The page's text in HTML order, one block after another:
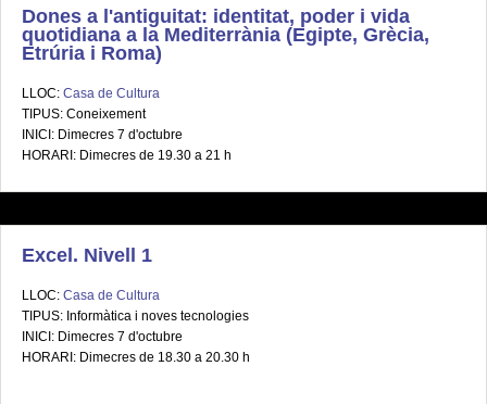
Dones a l'antiguitat: identitat, poder i vida
quotidiana a la Mediterrània (Egipte, Grècia,
Etrúria i Roma)
LLOC: Casa de Cultura
TIPUS: Coneixement
INICI: Dimecres 7 d'octubre
HORARI: Dimecres de 19.30 a 21 h
Excel. Nivell 1
LLOC: Casa de Cultura
TIPUS: Informàtica i noves tecnologies
INICI: Dimecres 7 d'octubre
HORARI: Dimecres de 18.30 a 20.30 h